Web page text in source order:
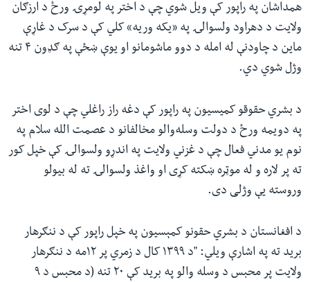
همداشان په راپور کې ویل شوي چې د اختر په لومړۍ ورځ د ارزګان
ولايت د دهراود ولسوالۍ په «يکه وريه» کلي کې د سرک د غاړې
ماين د چاودنې له امله د دوو ماشومانو او یوې ښځې په ګډون ۴ تنه
وژل شوي دي.
د بشري حقوقو کمیسیون په راپور کې دغه راز راغلي چې د لوی اختر
په دویمه ورځ د دولت وسله‌والو مخالفانو د عصمت الله سلام په
نوم يو مدني فعال چې د غزني ولايت په اندړو ولسوالۍ کې خپل کور
ته پر لاره و له موټره ښکته کړی او واغذ ولسوالۍ ته له بیولو
وروسته یې وژلی دی.
د افغانستان د بشري حقونو کمېسیون په خپل راپور کې د ننګرهار
برید ته په اشارې ویلي: "د ۱۳۹۹ کال د زمري پر ۱۲مه د ننګرهار
ولايت پر محبس د وسله والو په برید کې ۲۰ تنه (د محبس د ۹